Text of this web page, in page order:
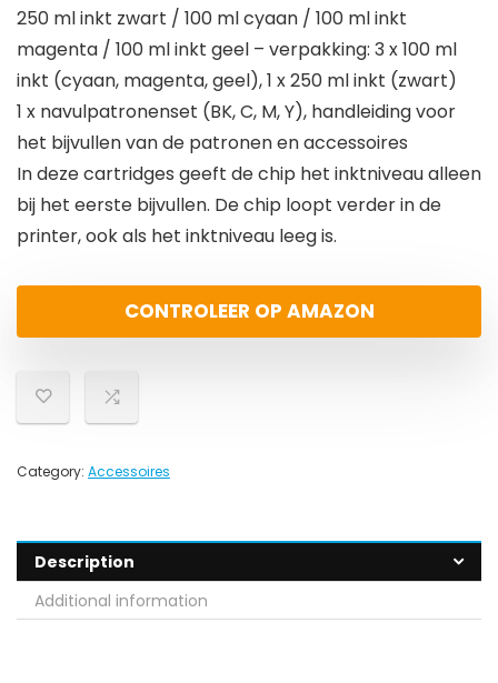
250 ml inkt zwart / 100 ml cyaan / 100 ml inkt
magenta / 100 ml inkt geel – verpakking: 3 x 100 ml
inkt (cyaan, magenta, geel), 1 x 250 ml inkt (zwart)
1 x navulpatronenset (BK, C, M, Y), handleiding voor
het bijvullen van de patronen en accessoires
In deze cartridges geeft de chip het inktniveau alleen
bij het eerste bijvullen. De chip loopt verder in de
printer, ook als het inktniveau leeg is.
CONTROLEER OP AMAZON
Category: Accessoires
Description
Additional information